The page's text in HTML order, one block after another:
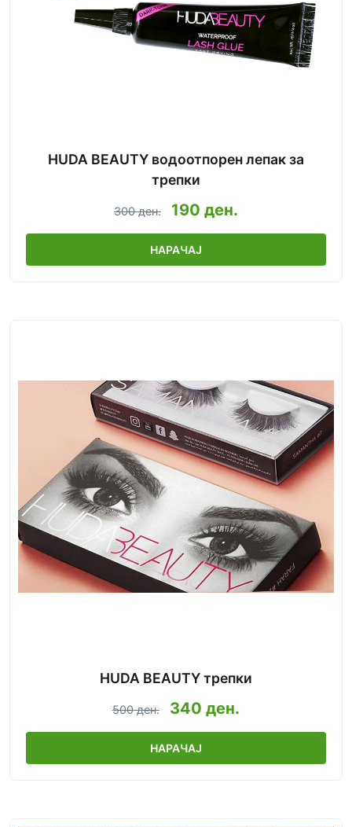
HUDA BEAUTY водоотпорен лепак за
трепки
300 ден. 190 ден.
НАРАЧАЈ
HUDA BEAUTY трепки
500 ден. 340 ден.
НАРАЧАЈ